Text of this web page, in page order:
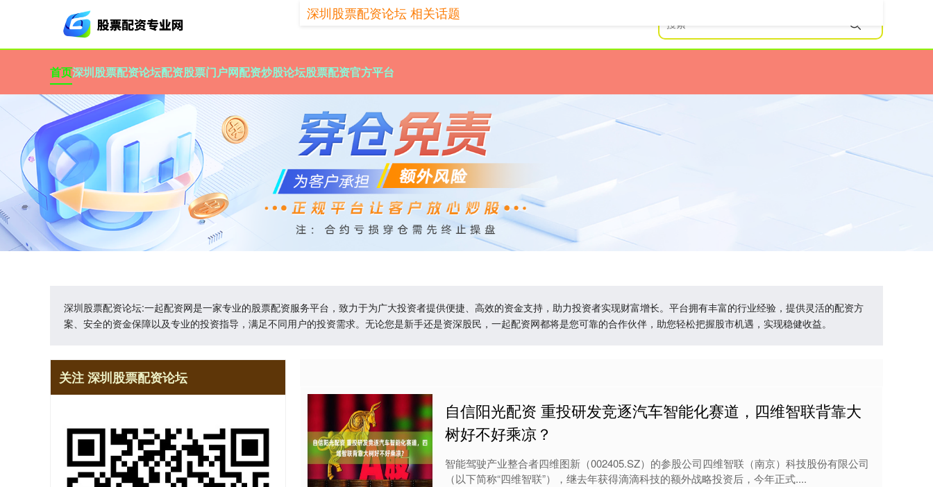
首页深圳股票配资论坛配资股票门户网配资炒股论坛股票配资官方平台
深圳股票配资论坛:一起配资网是一家专业的股票配资服务平台，致力于为广大投资者提供便捷、高效的资金支持，助力投资者实现财富增长。平台拥有丰富的行业经验，提供灵活的配资方
案、安全的资金保障以及专业的投资指导，满足不同用户的投资需求。无论您是新手还是资深股民，一起配资网都将是您可靠的合作伙伴，助您轻松把握股市机遇，实现稳健收益。
深圳股票配资论坛 相关话题
自信阳光配资 重投研发竞逐汽车智能化赛道，四维智联背靠大
树好不好乘凉？
智能驾驶产业整合者四维图新（002405.SZ）的参股公司四维智联（南京）科技股份有限公司
（以下简称“四维智联”），继去年获得滴滴科技的额外战略投资后，今年正式....
关注 深圳股票配资论坛